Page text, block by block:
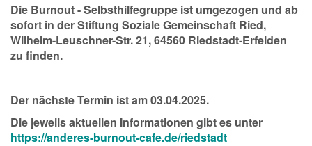
Die Burnout - Selbsthilfegruppe ist umgezogen und ab
sofort in der Stiftung Soziale Gemeinschaft Ried,
Wilhelm-Leuschner-Str. 21, 64560 Riedstadt-Erfelden
zu finden.
Der nächste Termin ist am 03.04.2025.
Die jeweils aktuellen Informationen gibt es unter
https://anderes-burnout-cafe.de/riedstadt